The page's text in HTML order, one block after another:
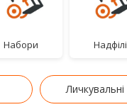
Набори Надфілі
Личкувальні